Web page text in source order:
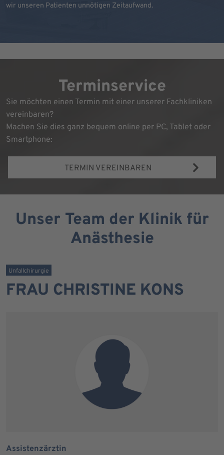
wir unseren Patienten unnötigen Zeitaufwand.
Terminservice
Sie möchten einen Termin mit einer unserer Fachkliniken
vereinbaren?
Machen Sie dies ganz bequem online per PC, Tablet oder
Smartphone:
TERMIN VEREINBAREN
Unser Team der Klinik für
Anästhesie
Unfallchirurgie
FRAU CHRISTINE KONS
Assistenzärztin